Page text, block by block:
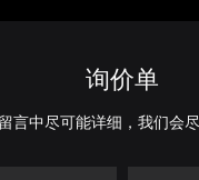
询价单
中尽可能详细，我们会